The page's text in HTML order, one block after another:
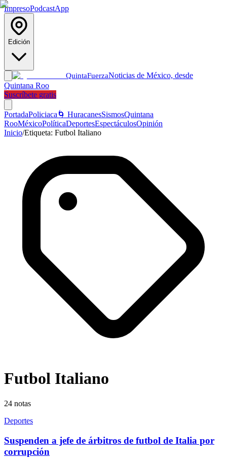
ImpresoPodcastApp
Edición
QuintaFuerzaNoticias de México, desde
Quintana Roo
Suscríbete gratis
PortadaPoliciaca 🌀 HuracanesSismosQuintana
RooMéxicoPolíticaDeportesEspectáculosOpinión
Inicio/Etiqueta: Futbol Italiano
Futbol Italiano
24 notas
Deportes
Suspenden a jefe de árbitros de futbol de Italia por
corrupción